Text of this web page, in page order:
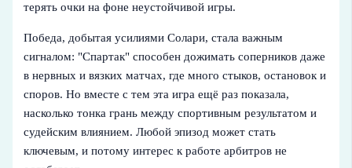
терять очки на фоне неустойчивой игры.
Победа, добытая усилиями Солари, стала важным
сигналом: "Спартак" способен дожимать соперников даже
в нервных и вязких матчах, где много стыков, остановок и
споров. Но вместе с тем эта игра ещё раз показала,
насколько тонка грань между спортивным результатом и
судейским влиянием. Любой эпизод может стать
ключевым, и потому интерес к работе арбитров не